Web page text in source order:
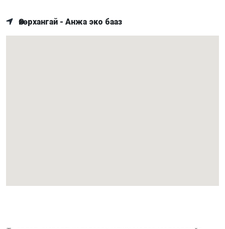
Өвөрхангай - Анжа эко бааз